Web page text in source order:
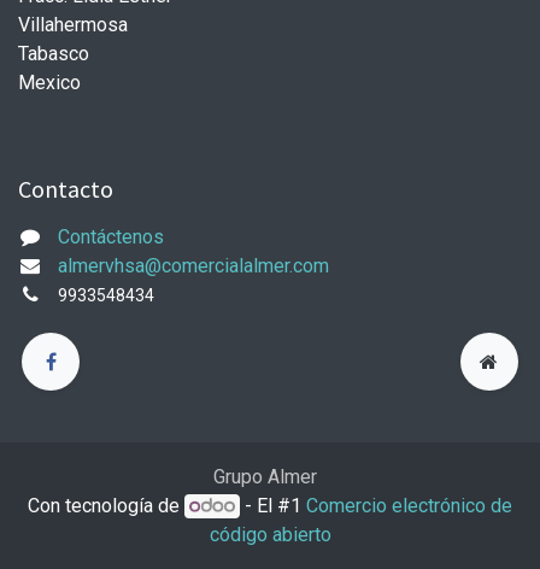
Villahermosa
Tabasco
Mexico
Contacto
Contáctenos
almervhsa@comercialalmer.com
9933548434
Grupo Almer
Con tecnología de
- El #1Comercio electrónico de
código abierto